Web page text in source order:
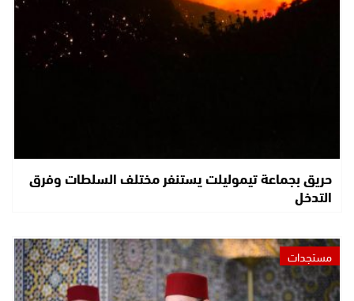
حريق بجماعة تيموليلت يستنفر مختلف السلطات وفرق
التدخل
مستجدات